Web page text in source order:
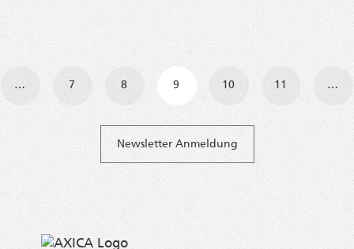
… 7 8 9 10 11 …
Newsletter Anmeldung